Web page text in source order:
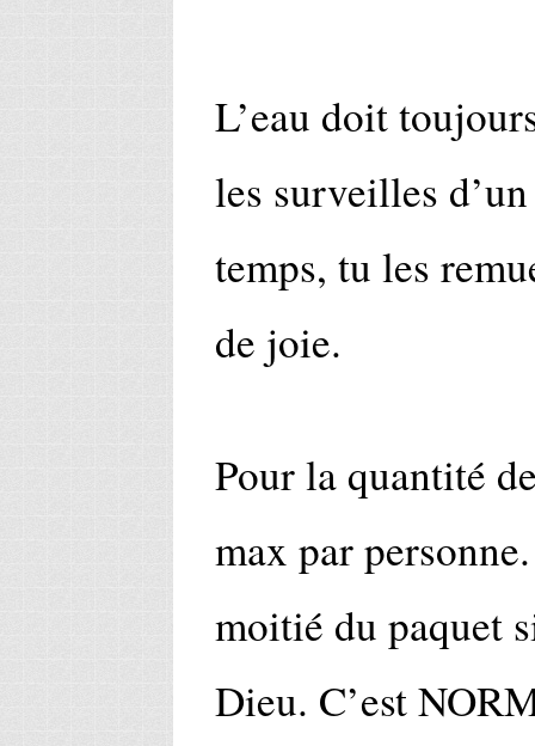
L’eau doit
les surveilles
temps, tu les
de joie.
Pour la quantité
max par
moitié du paquet
Dieu. C’est